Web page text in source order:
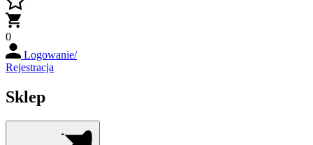
0
Logowanie/
Rejestracja
Sklep